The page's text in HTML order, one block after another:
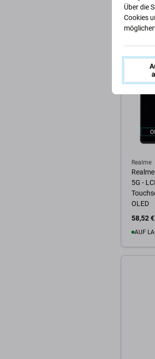
23,40 €
AUF
Zum
Realme
5G -
OLED
58,52 €
AUF
Über die
Cookies